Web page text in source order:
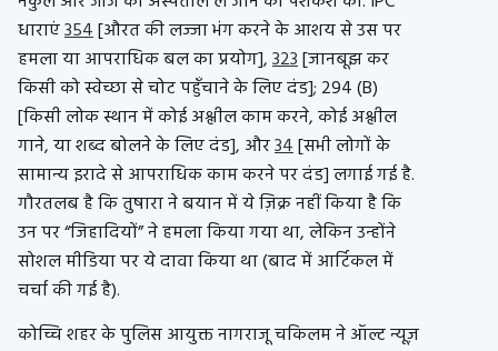
धाराएं354[औरत की लज्जा भंग करने के आशय से उस पर
हमला या आपराधिक बल का प्रयोग],323[जानबूझ कर
किसी को स्वेच्छा से चोट पहुँचाने के लिए दंड]; 294 (B)
[किसी लोक स्थान में कोई अश्लील काम करने, कोई अश्लील
गाने, या शब्द बोलने के लिए दंड], और34[सभी लोगों के
सामान्य इरादे से आपराधिक काम करने पर दंड] लगाई गई है.
गौरतलब है कि तुषारा ने बयान में ये ज़िक्र नहीं किया है कि
उन पर “जिहादियों” ने हमला किया गया था, लेकिन उन्होंने
सोशल मीडिया पर ये दावा किया था (बाद में आर्टिकल में
चर्चा की गई है).
कोच्चि शहर के पुलिस आयुक्त नागराजू चकिलम ने ऑल्ट न्यूज़